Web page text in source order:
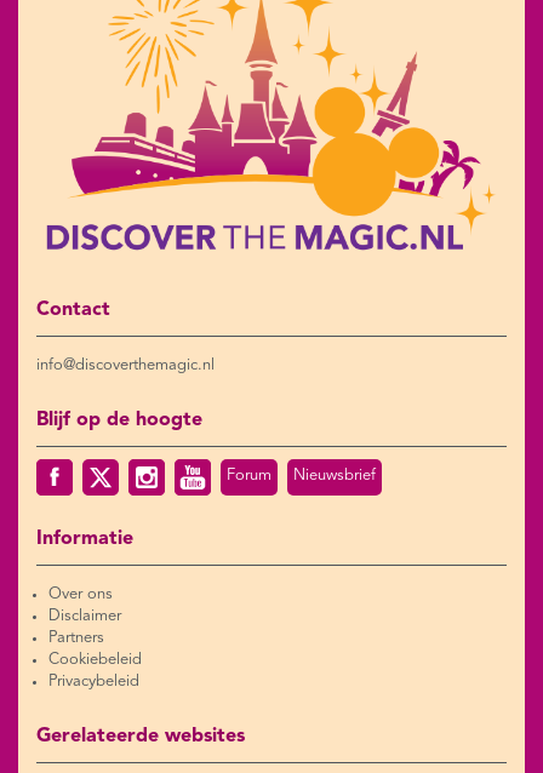
Contact
info@discoverthemagic.nl
Blijf op de hoogte
Forum Nieuwsbrief
Informatie
Over ons
Disclaimer
Partners
Cookiebeleid
Privacybeleid
Gerelateerde websites